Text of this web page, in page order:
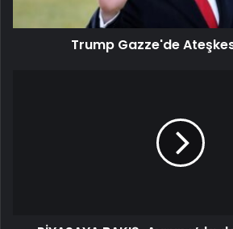
Trump Gazze'de